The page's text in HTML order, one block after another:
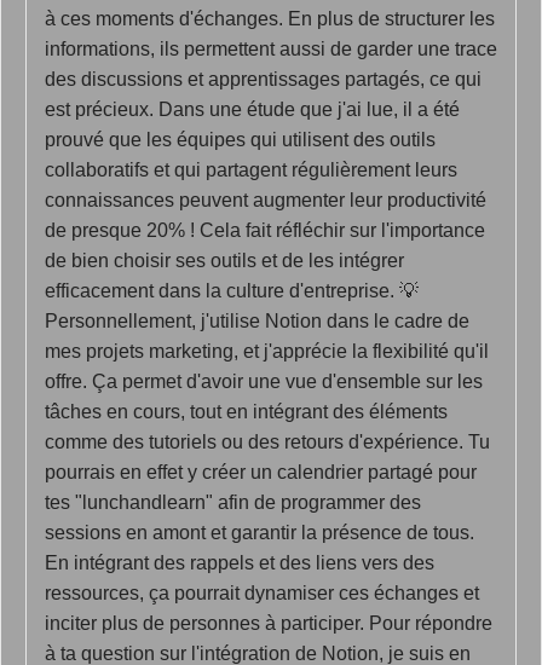
à ces moments d'échanges. En plus de structurer les
informations, ils permettent aussi de garder une trace
des discussions et apprentissages partagés, ce qui
est précieux. Dans une étude que j'ai lue, il a été
prouvé que les équipes qui utilisent des outils
collaboratifs et qui partagent régulièrement leurs
connaissances peuvent augmenter leur productivité
de presque 20% ! Cela fait réfléchir sur l'importance
de bien choisir ses outils et de les intégrer
efficacement dans la culture d'entreprise. 💡
Personnellement, j'utilise Notion dans le cadre de
mes projets marketing, et j'apprécie la flexibilité qu'il
offre. Ça permet d'avoir une vue d'ensemble sur les
tâches en cours, tout en intégrant des éléments
comme des tutoriels ou des retours d'expérience. Tu
pourrais en effet y créer un calendrier partagé pour
tes "lunchandlearn" afin de programmer des
sessions en amont et garantir la présence de tous.
En intégrant des rappels et des liens vers des
ressources, ça pourrait dynamiser ces échanges et
inciter plus de personnes à participer. Pour répondre
à ta question sur l'intégration de Notion, je suis en